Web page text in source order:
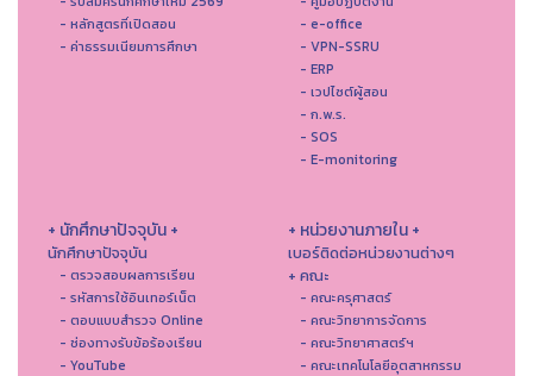
- หลักสูตรที่เปิดสอน
- ค่าธรรมเนียมการศึกษา
- e-office
- VPN-SSRU
- ERP
- เวปไซต์ผู้สอน
- ก.พ.ร.
- SOS
- E-monitoring
+ นักศึกษาปัจจุบัน +
นักศึกษาปัจจุบัน
- ตรวจสอบผลการเรียน
- รหัสการใช้อินเทอร์เน็ต
- ตอบแบบสำรวจ Online
- ช่องทางรับข้อร้องเรียน
- YouTube
+ หน่วยงานภายใน +
เบอร์ติดต่อหน่วยงานต่างๆ
+ คณะ
- คณะครุศาสตร์
- คณะวิทยาการจัดการ
- คณะวิทยาศาสตร์ฯ
- คณะเทคโนโลยีอุตสาหกรรม